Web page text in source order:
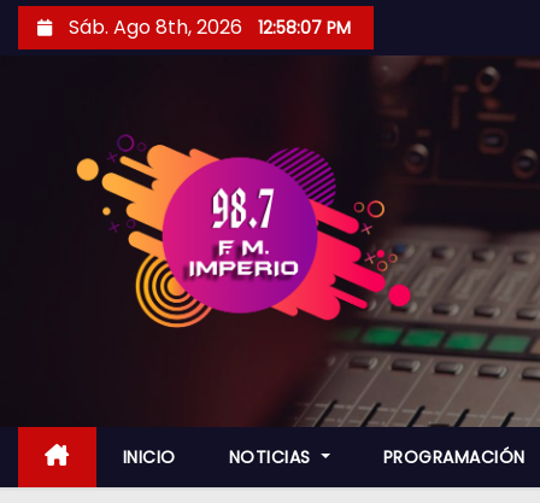
i
Sáb. Ago 8th, 2026 12:58:08 PM
INICIO NOTICIAS PROGRAMACIÓN